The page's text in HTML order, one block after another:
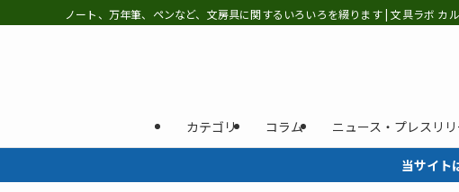
ノート、万年筆、ペンなど、文房具に関するいろいろを綴ります | 文具ラボ カ
カテゴリ コラム ニュース・プレスリ
当サイト